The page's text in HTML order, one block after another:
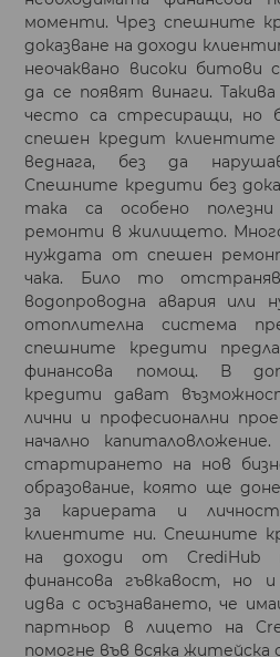
моменти. Чрез спешните
доказване на доходи
неочаквано високи
да се появят винаги.
често са стресиращи, но
спешен кредит
веднага, без да
Спешните кредити без
така са особено
ремонти в жилището.
нуждата от спешен
чака. Било то
водопроводна авария или
отоплителна система
спешните кредити
финансова помощ. В
кредити дават
лични и професионални
начално
стартирането на нов
образование, която ще
за кариерата и
клиентите ни. Спешните
на доходи от CrediHub
финансова гъвкавост, но
идва с осъзнаването, че
партньор в лицето на
помогне във всяка житейска